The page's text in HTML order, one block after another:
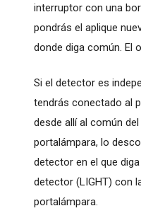
interruptor con una
pondrás el aplique
donde diga común. El
Si el detector es
tendrás conectado al
desde allí al común
portalámpara, lo
detector en el que
detector (LIGHT) con
portalámpara.